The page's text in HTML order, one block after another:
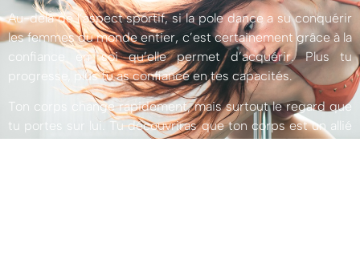
Au-delà de l’aspect sportif, si la pole dance a su conquérir
les femmes du monde entier, c’est certainement grâce à la
confiance en soi qu’elle permet d’acquérir. Plus tu
progresse, plus tu as confiance en tes capacités.
Ton corps change rapidement, mais surtout le regard que
tu portes sur lui. Tu découvriras que ton corps est un allié